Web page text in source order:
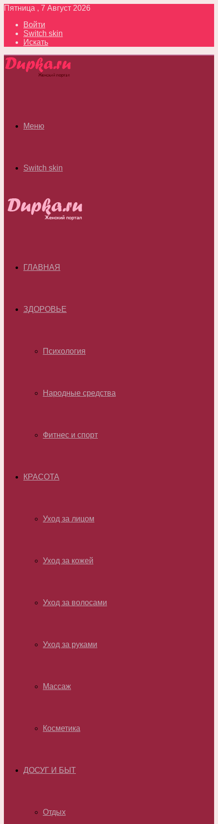
Пятница , 7 Август 2026
Войти
Switch skin
Искать
Меню
Switch skin
ГЛАВНАЯ
ЗДОРОВЬЕ
Психология
Народные средства
Фитнес и спорт
КРАСОТА
Уход за лицом
Уход за кожей
Уход за волосами
Уход за руками
Массаж
Косметика
ДОСУГ И БЫТ
Отдых